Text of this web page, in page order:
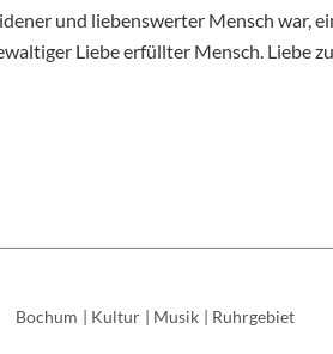
und liebenswerter Mensch war,
Liebe erfüllter Mensch. Liebe
Bochum | Kultur | Musik | Ruhrgebiet